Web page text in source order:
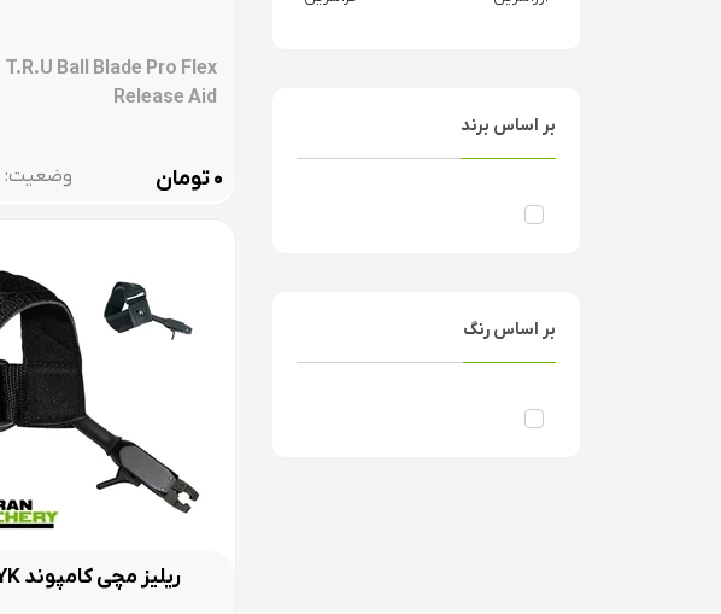
T.R.U Ball Blade Pro Flex
Release Aid
۰تومان وضعیت:‌
ریلیز مچی کامپوند HAYK
بر اساس برند
بر اساس رنگ